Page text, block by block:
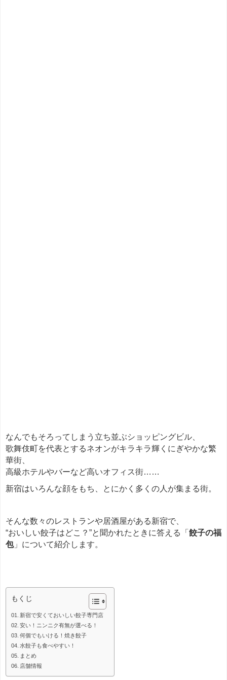
なんでもそろってしまう立ち並ぶショッピングビル、
歌舞伎町を代表とするネオンがキラキラ輝くにぎやかな繁
華街、
高級ホテルやバーなど高いオフィス街……
新宿はいろんな顔をもち、とにかく多くの人が集まる街。
そんな数々のレストランや居酒屋がある新宿で、
“おいしい餃子はどこ？”と聞かれたときに答える「 餃子の福
包」について紹介します。
もくじ
新宿で安くておいしい餃子専門店
安い！ニンニク有無が選べる！
何個でもいける！焼き餃子
水餃子も食べやすい！
まとめ
店舗情報